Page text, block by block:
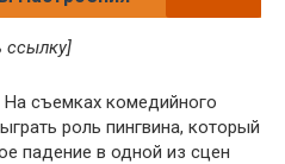
ссылку]
На съемках комедийного
роль пингвина, который
падение в одной из сцен